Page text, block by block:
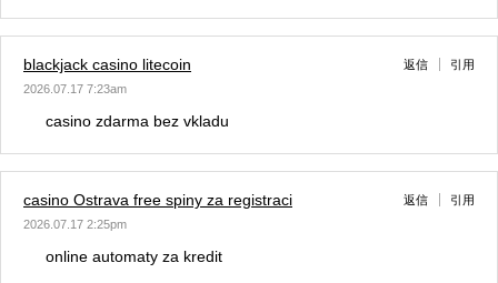
blackjack casino litecoin
2026.07.17 7:23am
返信 引用
casino zdarma bez vkladu
casino Ostrava free spiny za registraci
2026.07.17 2:25pm
返信 引用
online automaty za kredit